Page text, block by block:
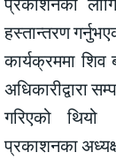
हस्तान्तरण
कार्यक्रममा शिव
अधिकारीद्वारा
गरिएको थियो
प्रकाशनका